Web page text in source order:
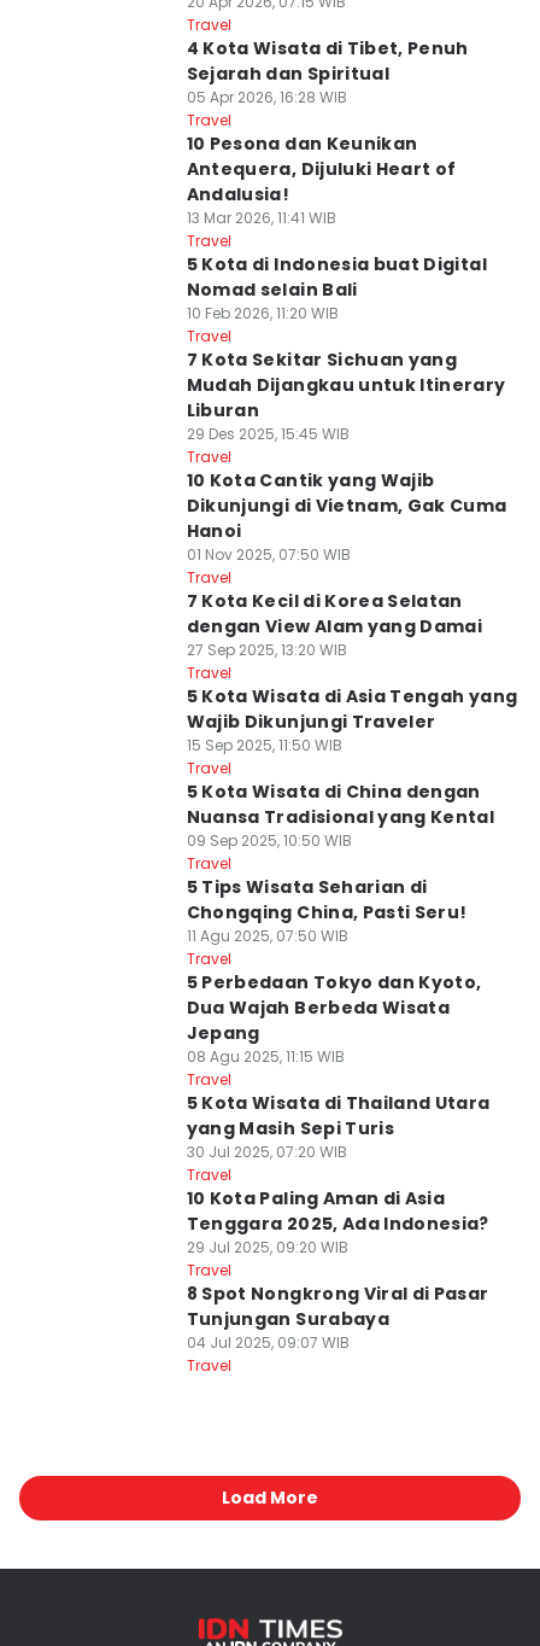
Travel
4 Kota Wisata di Tibet, Penuh
Sejarah dan Spiritual
05 Apr 2026, 16:28 WIB
Travel
10 Pesona dan Keunikan
Antequera, Dijuluki Heart of
Andalusia!
13 Mar 2026, 11:41 WIB
Travel
5 Kota di Indonesia buat Digital
Nomad selain Bali
10 Feb 2026, 11:20 WIB
Travel
7 Kota Sekitar Sichuan yang
Mudah Dijangkau untuk Itinerary
Liburan
29 Des 2025, 15:45 WIB
Travel
10 Kota Cantik yang Wajib
Dikunjungi di Vietnam, Gak Cuma
Hanoi
01 Nov 2025, 07:50 WIB
Travel
7 Kota Kecil di Korea Selatan
dengan View Alam yang Damai
27 Sep 2025, 13:20 WIB
Travel
5 Kota Wisata di Asia Tengah yang
Wajib Dikunjungi Traveler
15 Sep 2025, 11:50 WIB
Travel
5 Kota Wisata di China dengan
Nuansa Tradisional yang Kental
09 Sep 2025, 10:50 WIB
Travel
5 Tips Wisata Seharian di
Chongqing China, Pasti Seru!
11 Agu 2025, 07:50 WIB
Travel
5 Perbedaan Tokyo dan Kyoto,
Dua Wajah Berbeda Wisata
Jepang
08 Agu 2025, 11:15 WIB
Travel
5 Kota Wisata di Thailand Utara
yang Masih Sepi Turis
30 Jul 2025, 07:20 WIB
Travel
10 Kota Paling Aman di Asia
Tenggara 2025, Ada Indonesia?
29 Jul 2025, 09:20 WIB
Travel
8 Spot Nongkrong Viral di Pasar
Tunjungan Surabaya
04 Jul 2025, 09:07 WIB
Travel
Load More